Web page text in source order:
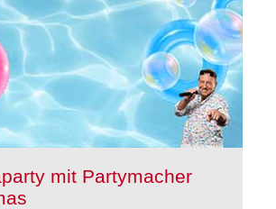
mit Partymacher